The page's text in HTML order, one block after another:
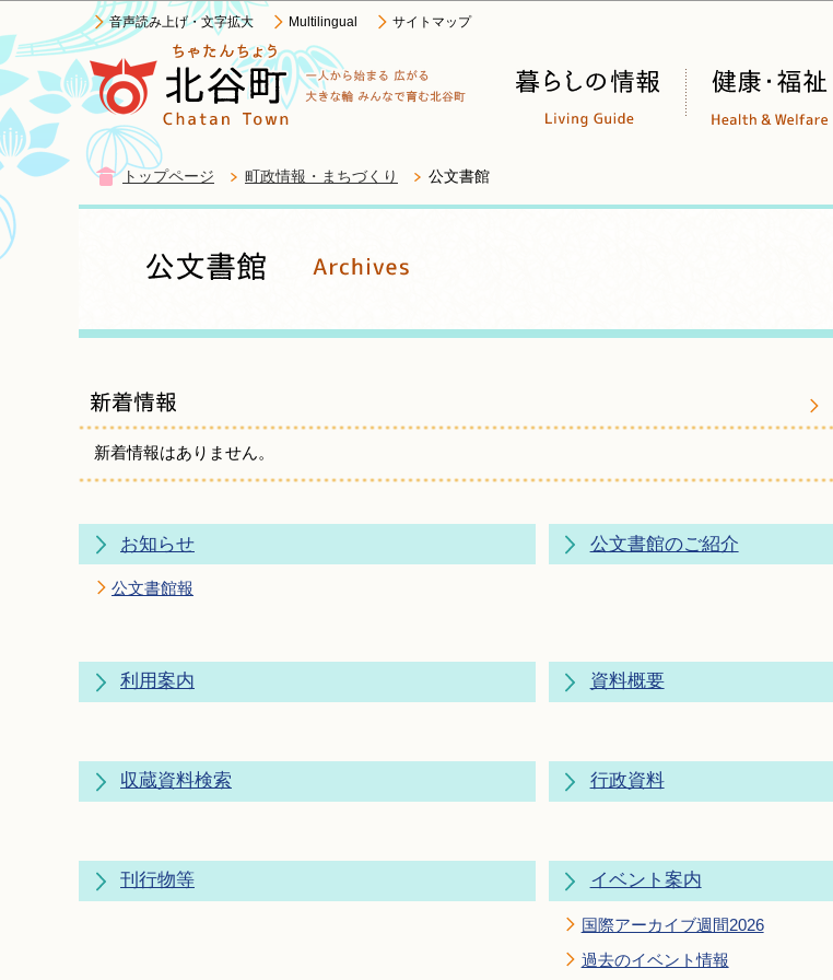
音声読み上げ・文字拡大 Multilingual サイトマップ
トップページ 町政情報・まちづくり 公文書館
新着情報はありません。
お知らせ
公文書館報
公文書館のご紹介
利用案内 資料概要
収蔵資料検索 行政資料
刊行物等 イベント案内
国際アーカイブ週間2026
過去のイベント情報